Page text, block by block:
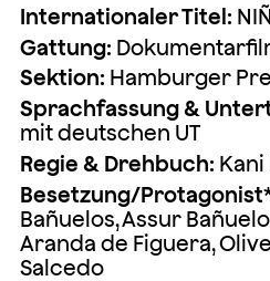
Internationaler Titel:
Gattung:
Sektion: Hamburger
Sprachfassung &
mit deutschen UT
Regie & Drehbuch:
Besetzung/
Bañuelos, Assur
Aranda de Figuera,
Salcedo